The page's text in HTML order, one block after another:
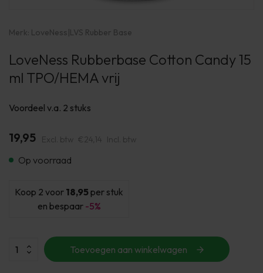
Merk: LoveNess|LVS Rubber Base
LoveNess Rubberbase Cotton Candy 15
ml TPO/HEMA vrij
Voordeel v.a. 2 stuks
19,95 Excl. btw €24,14 Incl. btw
Op voorraad
Koop 2 voor 18,95per stuk
en bespaar -5%
Toevoegen aan winkelwagen